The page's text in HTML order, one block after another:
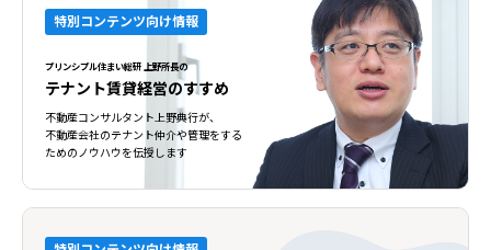
特別コンテンツ向け情報
プリンシプル住まい総研 上野所長の
テナント賃貸経営のすすめ
不動産コンサルタント上野典行が、
不動産会社のテナント仲介や管理をする
ためのノウハウを伝授します